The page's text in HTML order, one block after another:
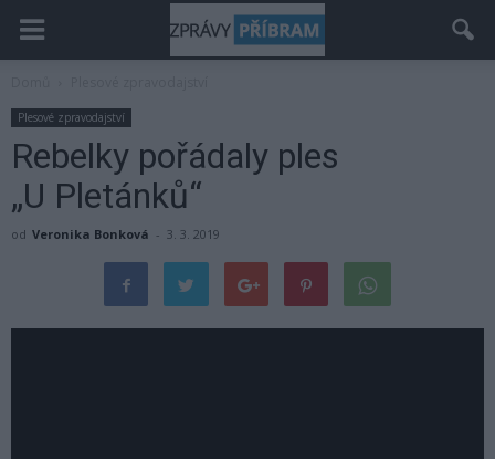
Plesové zpravodajství
Rebelky pořádaly ples
„U Pletánků“
od Veronika Bonková - 3. 3. 2019